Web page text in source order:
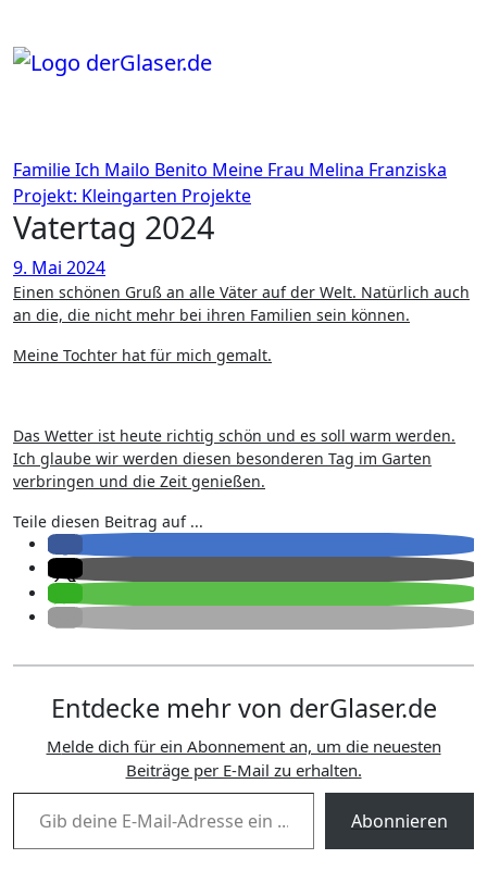
springen
FamilieIch Mailo Benito Meine Frau Melina Franziska
Projekt: Kleingarten Projekte
Vatertag 2024
9. Mai 2024
Einen schönen Gruß an alle Väter auf der Welt. Natürlich auch
an die, die nicht mehr bei ihren Familien sein können.
Meine Tochter hat für mich gemalt.
Das Wetter ist heute richtig schön und es soll warm werden.
Ich glaube wir werden diesen besonderen Tag im Garten
verbringen und die Zeit genießen.
Teile diesen Beitrag auf ...
Entdecke mehr von derGlaser.de
Melde dich für ein Abonnement an, um die neuesten
Beiträge per E-Mail zu erhalten.
Gib deine E-Mail-Adresse ein ...
Abonnieren